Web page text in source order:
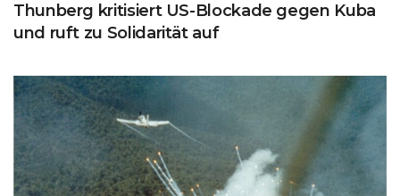
Thunberg kritisiert US-Blockade gegen Kuba
und ruft zu Solidarität auf